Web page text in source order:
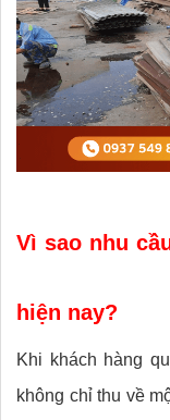
Vì sao nhu
hiện nay?
Khi khách hàng
không chỉ thu về